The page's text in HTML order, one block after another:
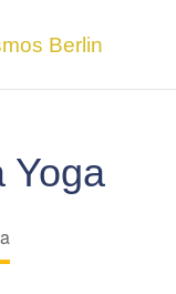
Yoga